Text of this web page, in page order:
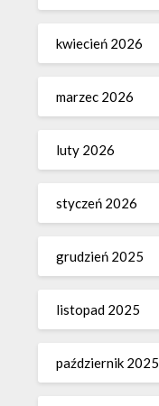
kwiecień 2026
marzec 2026
luty 2026
styczeń 2026
grudzień 2025
listopad 2025
październik 2025